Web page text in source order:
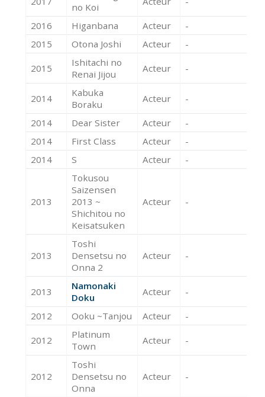
no Koi
2016 Higanbana Acteur
-
2015
Otona Joshi Acteur -
2015
Ishitachi no
Renai Jijou
Acteur -
2014
Kabuka
Boraku
Acteur -
2014 Dear Sister Acteur
-
2014
First Class Acteur
-
2014
S Acteur -
2013
Tokusou
Saizensen
2013 ~
Shichitou no
Keisatsuken
Acteur -
2013
Toshi
Densetsu no
Onna 2
Acteur -
2013
Namonaki
Doku
Acteur -
2012 Ooku ~Tanjou Acteur -
2012
Platinum
Town
Acteur -
2012
Toshi
Densetsu no
Onna
Acteur -